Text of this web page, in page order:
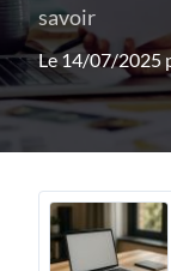
savoir
Le 14/07/2025